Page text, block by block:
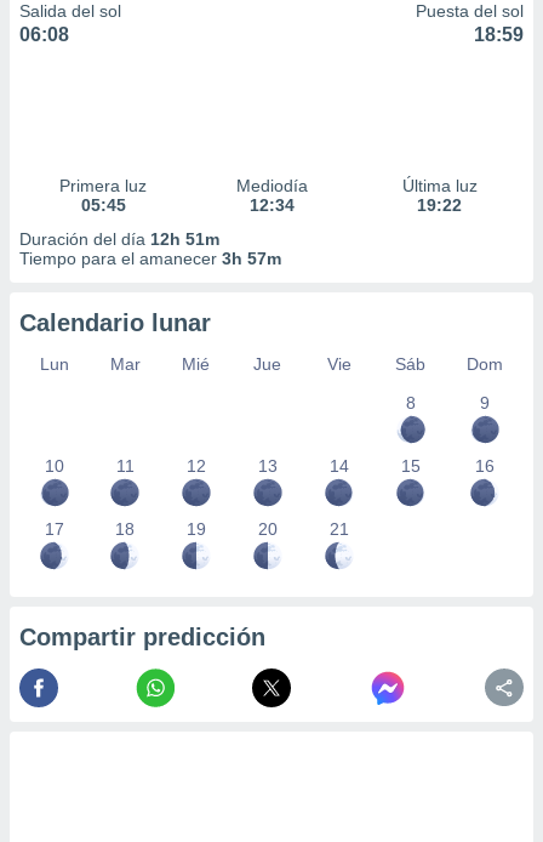
Salida del sol
06:08
Puesta del sol
18:59
Primera luz
05:45
Mediodía
12:34
Última luz
19:22
Duración del día 12h 51m
Tiempo para el amanecer 3h 57m
Calendario lunar
Lun Mar Mié Jue Vie Sáb
Dom
8
9
10 11 12 13 14 15 16
17 18 19 20 21
Compartir predicción